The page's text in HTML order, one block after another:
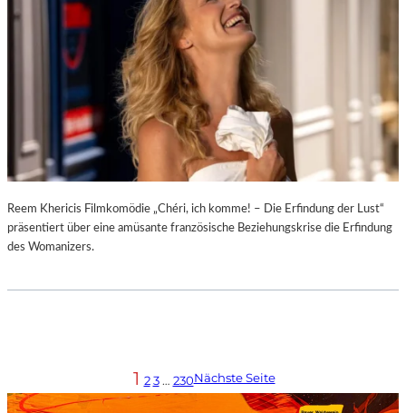
Reem Khericis Filmkomödie „Chéri, ich komme! – Die Erfindung der Lust“
präsentiert über eine amüsante französische Beziehungskrise die Erfindung
des Womanizers.
1 2 3 … 230Nächste Seite